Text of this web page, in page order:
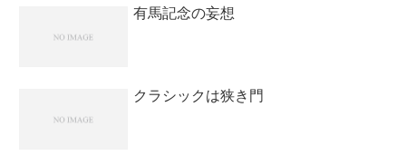
有馬記念の妄想
クラシックは狭き門